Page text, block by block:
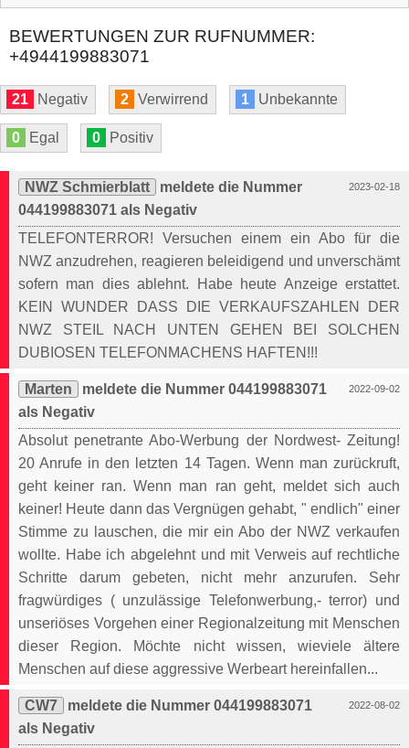
BEWERTUNGEN ZUR RUFNUMMER:
+4944199883071
21 Negativ 2 Verwirrend 1 Unbekannte
0 Egal 0 Positiv
2023-02-18
NWZ Schmierblatt
meldete die Nummer
044199883071 als Negativ
TELEFONTERROR! Versuchen einem ein Abo für die
NWZ anzudrehen, reagieren beleidigend und unverschämt
sofern man dies ablehnt. Habe heute Anzeige erstattet.
KEIN WUNDER DASS DIE VERKAUFSZAHLEN DER
NWZ STEIL NACH UNTEN GEHEN BEI SOLCHEN
DUBIOSEN TELEFONMACHENS HAFTEN!!!
2022-09-02
Marten
meldete die Nummer 044199883071
als Negativ
Absolut penetrante Abo-Werbung der Nordwest- Zeitung!
20 Anrufe in den letzten 14 Tagen. Wenn man zurückruft,
geht keiner ran. Wenn man ran geht, meldet sich auch
keiner! Heute dann das Vergnügen gehabt, " endlich" einer
Stimme zu lauschen, die mir ein Abo der NWZ verkaufen
wollte. Habe ich abgelehnt und mit Verweis auf rechtliche
Schritte darum gebeten, nicht mehr anzurufen. Sehr
fragwürdiges ( unzulässige Telefonwerbung,- terror) und
unseriöses Vorgehen einer Regionalzeitung mit Menschen
dieser Region. Möchte nicht wissen, wieviele ältere
Menschen auf diese aggressive Werbeart hereinfallen...
2022-08-02
CW7
meldete die Nummer 044199883071
als Negativ